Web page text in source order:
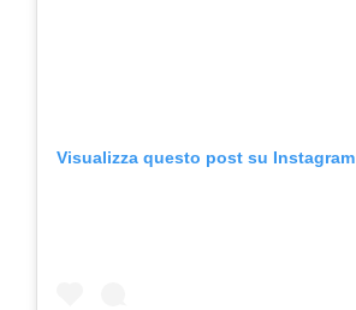
Visualizza questo post su Instagram